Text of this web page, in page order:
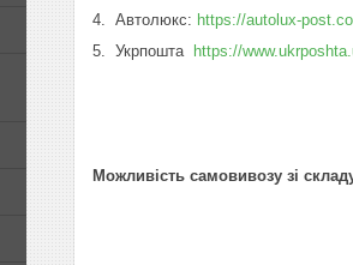
4. Автолюкс: https://autolux-
5. Укрпошта https://
Можливість самовивозу зі